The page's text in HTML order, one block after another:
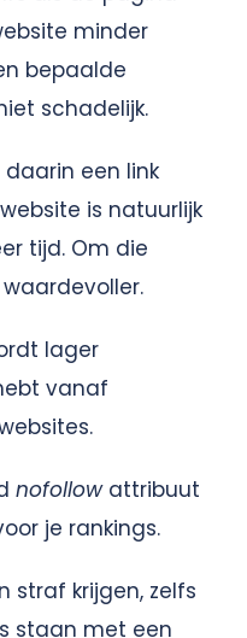
minder
bepaalde
schadelijk.
een link
is natuurlijk
tijd. Om die
lager
vanaf
nofollowattribuut
je rankings.
straf krijgen, zelfs
staan met een